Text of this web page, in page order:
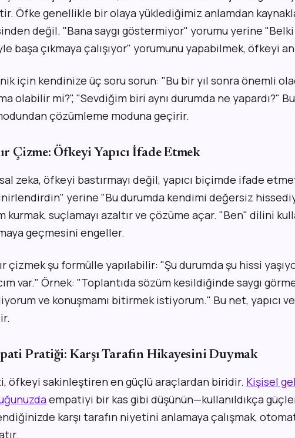
Öfke genellikle bir olaya yüklediğimiz anlamdan
değil. "Bana saygı göstermiyor" yorumu yerine
başa çıkmaya çalışıyor" yorumunu yapabilmek, öfkeyi
için kendinize üç soru sorun: "Bu bir yıl sonra önemli
olabilir mi?", "Sevdiğim biri aynı durumda ne yapardı?"
çözümleme moduna geçirir.
Çizme: Öfkeyi Yapıcı İfade Etmek
zeka, öfkeyi bastırmayı değil, yapıcı biçimde ifade
yerine "Bu durumda kendimi değersiz
kurmak, suçlamayı azaltır ve çözüme açar. "Ben" dilini
geçmesini engeller.
çizmek şu formülle yapılabilir: "Şu durumda şu hissi
var." Örnek: "Toplantıda sözüm kesildiğinde saygı
ve konuşmamı bitirmek istiyorum." Bu net, yapıcı
Pratiği: Karşı Tarafın Hikayesini Duymak
öfkeyi sakinleştiren en güçlü araçlardan biridir. Kişisel
empatiyi bir kas gibi düşünün—kullanıldıkça
karşı tarafın niyetini anlamaya çalışmak,